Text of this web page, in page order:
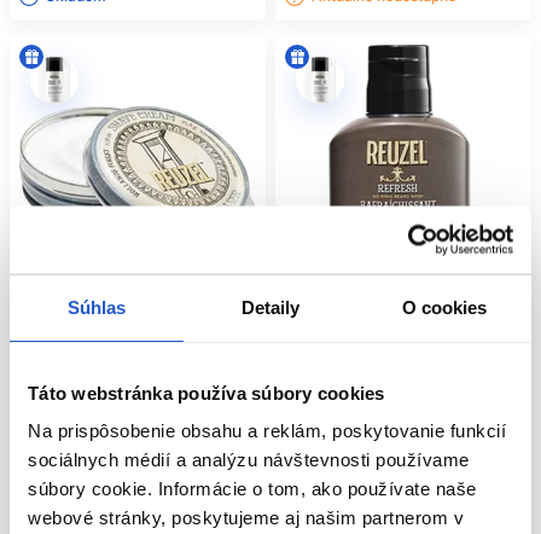
Súhlas Detaily O cookies
Táto webstránka používa súbory cookies
Na prispôsobenie obsahu a reklám, poskytovanie funkcií
sociálnych médií a analýzu návštevnosti používame
súbory cookie. Informácie o tom, ako používate naše
webové stránky, poskytujeme aj našim partnerom v
Reuzel Shave Cream krém na
Reuzel
Kadernícke potreby
10.60 €
Reuzel Refresh bezoplachový
Reuzel
Kadernícke potreby
14.20 €